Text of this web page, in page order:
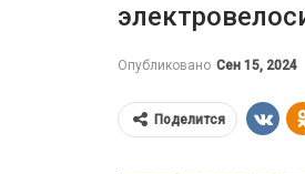
Опубликовано Сен 15, 2024
Поделится